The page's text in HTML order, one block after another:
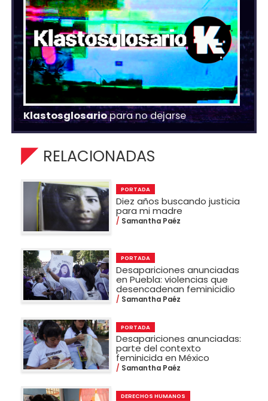
Klastosglosariopara no dejarse
RELACIONADAS
PORTADA
Diez años buscando justicia
para mi madre
Samantha Paéz
PORTADA
Desapariciones anunciadas
en Puebla: violencias que
desencadenan feminicidio
Samantha Paéz
PORTADA
Desapariciones anunciadas:
parte del contexto
feminicida en México
Samantha Paéz
DERECHOS HUMANOS